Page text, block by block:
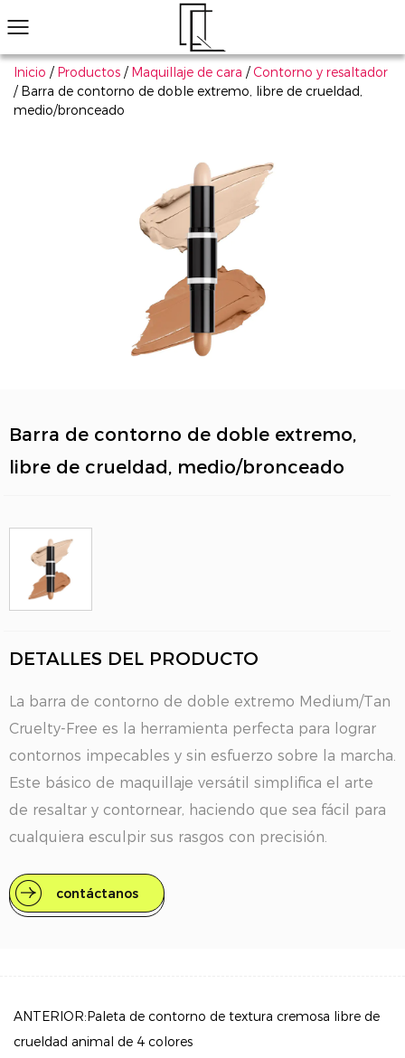
Inicio / Productos / Maquillaje de cara /Contorno y resaltador
/ Barra de contorno de doble extremo, libre de crueldad,
medio/bronceado
Barra de contorno de doble extremo,
libre de crueldad, medio/bronceado
DETALLES DEL PRODUCTO
La barra de contorno de doble extremo Medium/Tan
Cruelty-Free es la herramienta perfecta para lograr
contornos impecables y sin esfuerzo sobre la marcha.
Este básico de maquillaje versátil simplifica el arte
de resaltar y contornear, haciendo que sea fácil para
cualquiera esculpir sus rasgos con precisión.
Características clave
Diseño de doble extremo: esta innovadora barra
Portátil y apto para viajes: su tamaño compacto lo
hace ideal para su bolsa de maquillaje, lo que
contáctanos
ANTERIOR:Paleta de contorno de textura cremosa libre de
crueldad animal de 4 colores